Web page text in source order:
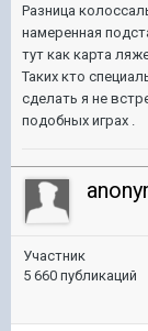
Разница
намеренная
тут как карта
Таких кто
сделать я не
подобных играх .
Участник
5 660 публикаций